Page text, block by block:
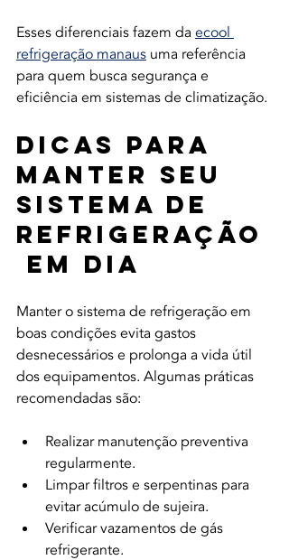
Esses diferenciais fazem da ecool
refrigeração manaus uma referência
para quem busca segurança e
eficiência em sistemas de climatização.
Dicas para
Manter Seu
Sistema de
Refrigeração
em Dia
Manter o sistema de refrigeração em
boas condições evita gastos
desnecessários e prolonga a vida útil
dos equipamentos. Algumas práticas
recomendadas são:
Realizar manutenção preventiva
regularmente.
Limpar filtros e serpentinas para
evitar acúmulo de sujeira.
Verificar vazamentos de gás
refrigerante.